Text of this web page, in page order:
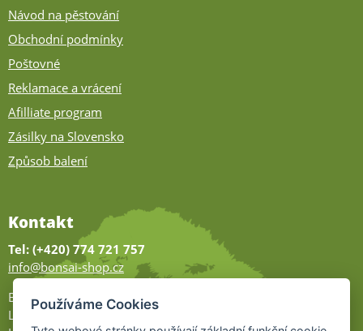
Návod na pěstování
Obchodní podmínky
Poštovné
Reklamace a vrácení
Afilliate program
Zásilky na Slovensko
Způsob balení
Kontakt
Tel: (+420) 774 721 757
info@bonsai-shop.cz
Bonsai-shop
Legionářů 2
Používáme Cookies